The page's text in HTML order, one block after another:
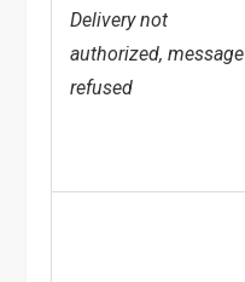
Delivery not
authorized, message
refused